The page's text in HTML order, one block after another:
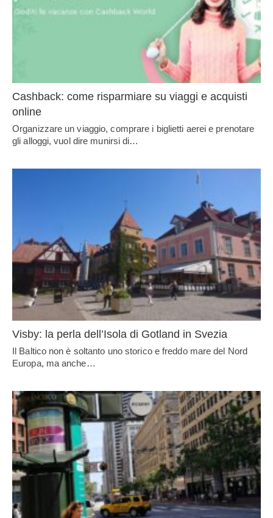
Cashback: come risparmiare su viaggi e acquisti
online
Organizzare un viaggio, comprare i biglietti aerei e prenotare
gli alloggi, vuol dire munirsi di…
Visby: la perla dell’Isola di Gotland in Svezia
Il Baltico non è soltanto uno storico e freddo mare del Nord
Europa, ma anche…